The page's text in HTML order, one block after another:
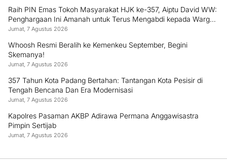
Raih PIN Emas Tokoh Masyarakat HJK ke-357, Aiptu David WW:
Penghargaan Ini Amanah untuk Terus Mengabdi kepada Warga
Padang
Jumat, 7 Agustus 2026
Whoosh Resmi Beralih ke Kemenkeu September, Begini
Skemanya!
Jumat, 7 Agustus 2026
357 Tahun Kota Padang Bertahan: Tantangan Kota Pesisir di
Tengah Bencana Dan Era Modernisasi
Jumat, 7 Agustus 2026
Kapolres Pasaman AKBP Adirawa Permana Anggawisastra
Pimpin Sertijab
Jumat, 7 Agustus 2026